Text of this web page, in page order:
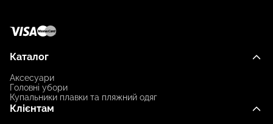
Каталог
Аксесуари
Головні убори
Купальники плавки та пляжний одяг
Клієнтам